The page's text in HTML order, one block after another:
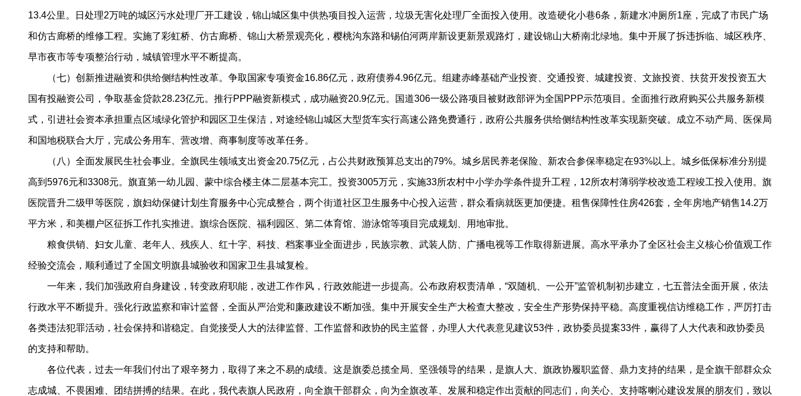
13.4公里。日处理2万吨的城区污水处理厂开工建设，锦山城区集中供热项目投入运营，垃圾无害化处理厂全面投入使用。改造硬化小巷6条，新建水冲厕所1座，完成了市民广场
和仿古廊桥的维修工程。实施了彩虹桥、仿古廊桥、锦山大桥景观亮化，樱桃沟东路和锡伯河两岸新设更新景观路灯，建设锦山大桥南北绿地。集中开展了拆违拆临、城区秩序、
早市夜市等专项整治行动，城镇管理水平不断提高。
（七）创新推进融资和供给侧结构性改革。争取国家专项资金16.86亿元，政府债券4.96亿元。组建赤峰基础产业投资、交通投资、城建投资、文旅投资、扶贫开发投资五大
国有投融资公司，争取基金贷款28.23亿元。推行PPP融资新模式，成功融资20.9亿元。国道306一级公路项目被财政部评为全国PPP示范项目。全面推行政府购买公共服务新模
式，引进社会资本承担重点区域绿化管护和园区卫生保洁，对途经锦山城区大型货车实行高速公路免费通行，政府公共服务供给侧结构性改革实现新突破。成立不动产局、医保局
和国地税联合大厅，完成公务用车、营改增、商事制度等改革任务。
（八）全面发展民生社会事业。全旗民生领域支出资金20.75亿元，占公共财政预算总支出的79%。城乡居民养老保险、新农合参保率稳定在93%以上。城乡低保标准分别提
高到5976元和3308元。旗直第一幼儿园、蒙中综合楼主体二层基本完工。投资3005万元，实施33所农村中小学办学条件提升工程，12所农村薄弱学校改造工程竣工投入使用。旗
医院晋升二级甲等医院，旗妇幼保健计划生育服务中心完成整合，两个街道社区卫生服务中心投入运营，群众看病就医更加便捷。租售保障性住房426套，全年房地产销售14.2万
平方米，和美棚户区征拆工作扎实推进。旗综合医院、福利园区、第二体育馆、游泳馆等项目完成规划、用地审批。
粮食供销、妇女儿童、老年人、残疾人、红十字、科技、档案事业全面进步，民族宗教、武装人防、广播电视等工作取得新进展。高水平承办了全区社会主义核心价值观工作
经验交流会，顺利通过了全国文明旗县城验收和国家卫生县城复检。
一年来，我们加强政府自身建设，转变政府职能，改进工作作风，行政效能进一步提高。公布政府权责清单，“双随机、一公开”监管机制初步建立，七五普法全面开展，依法
行政水平不断提升。强化行政监察和审计监督，全面从严治党和廉政建设不断加强。集中开展安全生产大检查大整改，安全生产形势保持平稳。高度重视信访维稳工作，严厉打击
各类违法犯罪活动，社会保持和谐稳定。自觉接受人大的法律监督、工作监督和政协的民主监督，办理人大代表意见建议53件，政协委员提案33件，赢得了人大代表和政协委员
的支持和帮助。
各位代表，过去一年我们付出了艰辛努力，取得了来之不易的成绩。这是旗委总揽全局、坚强领导的结果，是旗人大、旗政协履职监督、鼎力支持的结果，是全旗干部群众众
志成城、不畏困难、团结拼搏的结果。在此，我代表旗人民政府，向全旗干部群众，向为全旗改革、发展和稳定作出贡献的同志们，向关心、支持喀喇沁建设发展的朋友们，致以